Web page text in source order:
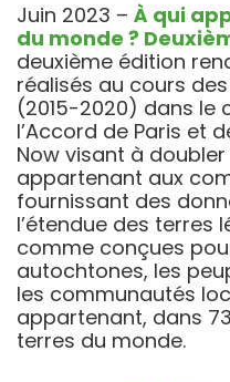
Juin 2023 – À qui
du monde ?
deuxième édition
réalisés au cours
(2015-2020) dans le
l’Accord de Paris et
Now visant à
appartenant aux
fournissant des
l’étendue des terres
comme conçues
autochtones, les
les communautés
appartenant, dans
terres du monde.